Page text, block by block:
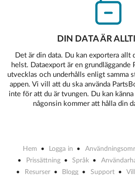
DIN DATA ÄR
Det är din data. Du kan exportera allt
helst. Dataexport är en
utvecklas och underhålls enligt samma
appen. Vi vill att du ska använda
inte för att du är tvungen. Du kan
någonsin kommer att hålla din
Hem Logga in
Prissättning
Språk
Resurser
Blogg Support